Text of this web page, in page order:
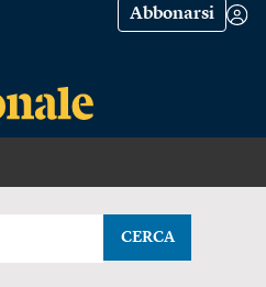
Abbonarsi
CERCA